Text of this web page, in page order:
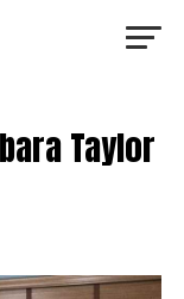
Taylor